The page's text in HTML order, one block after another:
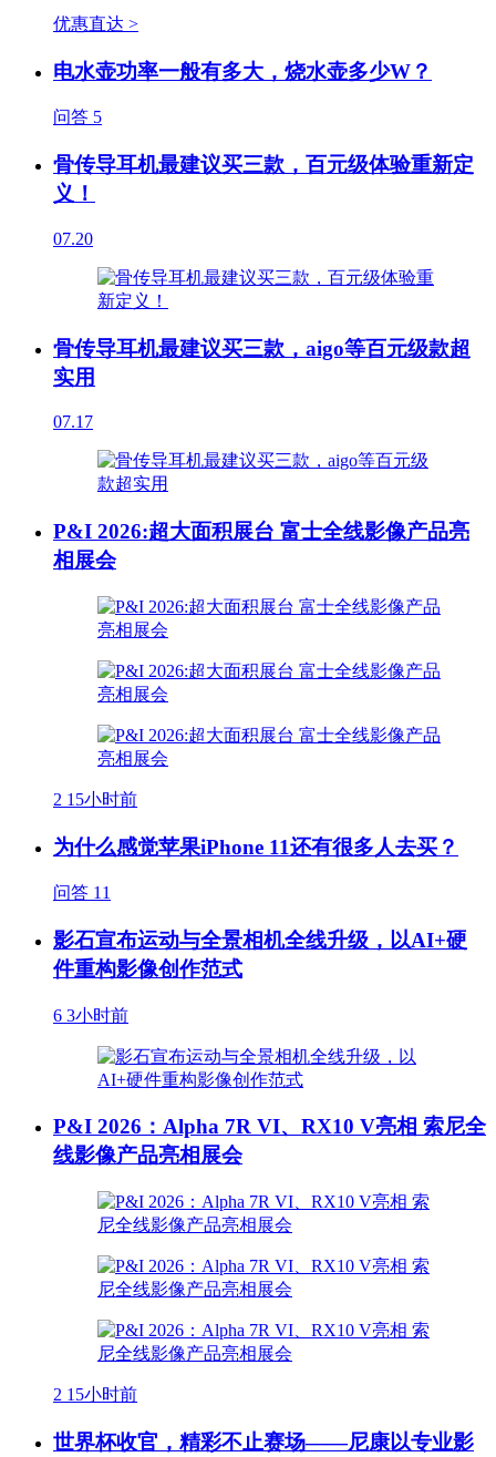
优惠直达 >
电水壶功率一般有多大，烧水壶多少W？
问答 5
骨传导耳机最建议买三款，百元级体验重新定
义！
07.20
骨传导耳机最建议买三款，aigo等百元级款超
实用
07.17
P&I 2026:超大面积展台 富士全线影像产品亮
相展会
2 15小时前
为什么感觉苹果iPhone 11还有很多人去买？
问答 11
影石宣布运动与全景相机全线升级，以AI+硬
件重构影像创作范式
6 3小时前
P&I 2026：Alpha 7R VI、RX10 V亮相 索尼全
线影像产品亮相展会
2 15小时前
世界杯收官，精彩不止赛场——尼康以专业影